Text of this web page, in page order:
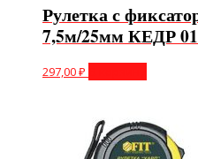
Рулетка с
7,5м/25мм КЕДР
297,00₽